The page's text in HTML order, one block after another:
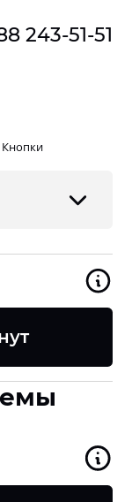
243-51-51